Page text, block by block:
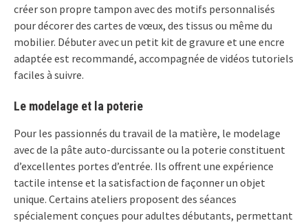
créer son propre tampon avec des motifs personnalisés
pour décorer des cartes de vœux, des tissus ou même du
mobilier. Débuter avec un petit kit de gravure et une encre
adaptée est recommandé, accompagnée de vidéos tutoriels
faciles à suivre.
Le modelage et la poterie
Pour les passionnés du travail de la matière, le modelage
avec de la pâte auto-durcissante ou la poterie constituent
d’excellentes portes d’entrée. Ils offrent une expérience
tactile intense et la satisfaction de façonner un objet
unique. Certains ateliers proposent des séances
spécialement conçues pour adultes débutants, permettant